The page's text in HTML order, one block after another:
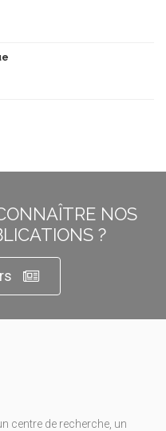
NOS
?
centre de recherche, un